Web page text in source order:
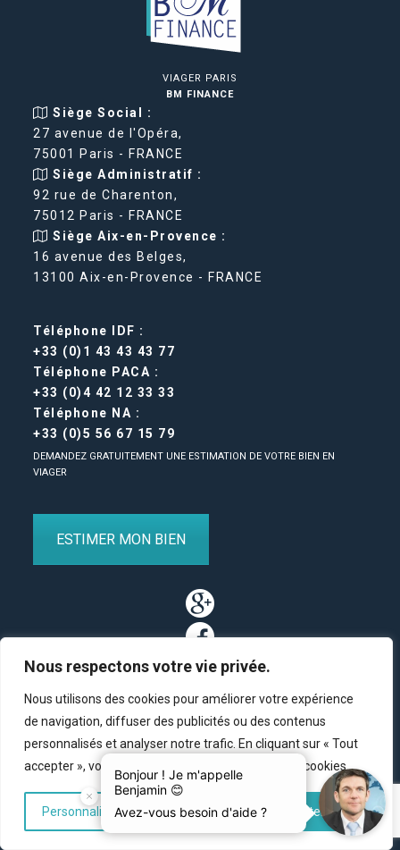
Nous respectons votre vie privée.
Nous utilisons des cookies pour améliorer votre expérience
de navigation, diffuser des publicités ou des contenus
personnalisés et analyser notre trafic. En cliquant sur « Tout
accepter », vous consentez à notre utilisation des cookies.
Personnaliser Tout rejeter Accepter tout
VIAGER PARIS
BM FINANCE
Siège Social :
27 avenue de l'Opéra,
75001 Paris - FRANCE
Siège Administratif :
92 rue de Charenton,
75012 Paris - FRANCE
Siège Aix-en-Provence :
16 avenue des Belges,
13100 Aix-en-Provence - FRANCE
Téléphone IDF :
+33 (0)1 43 43 43 77
Téléphone PACA :
+33 (0)4 42 12 33 33
Téléphone NA :
+33 (0)5 56 67 15 79
DEMANDEZ GRATUITEMENT UNE ESTIMATION DE VOTRE BIEN EN
VIAGER
ESTIMER MON BIEN
Partenaires Contact
© Copyright 2011-2020 BM Finance, tous droits réservés.